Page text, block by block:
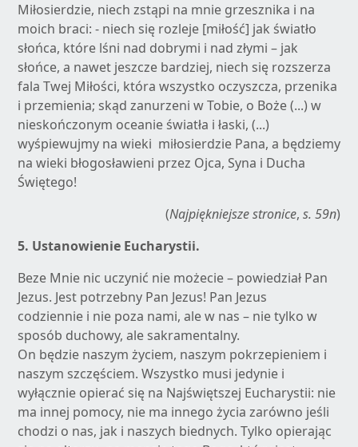
Miłosierdzie, niech zstąpi na mnie grzesznika i na
moich braci: - niech się rozleje [miłość] jak światło
słońca, które lśni nad dobrymi i nad złymi – jak
słońce, a nawet jeszcze bardziej, niech się rozszerza
fala Twej Miłości, która wszystko oczyszcza, przenika
i przemienia; skąd zanurzeni w Tobie, o Boże (...) w
nieskończonym oceanie światła i łaski, (...)
wyśpiewujmy na wieki miłosierdzie Pana, a będziemy
na wieki błogosławieni przez Ojca, Syna i Ducha
Świętego!
(Najpiękniejsze stronice, s. 59n)
5. Ustanowienie Eucharystii.
Beze Mnie nic uczynić nie możecie – powiedział Pan
Jezus. Jest potrzebny Pan Jezus! Pan Jezus
codziennie i nie poza nami, ale w nas – nie tylko w
sposób duchowy, ale sakramentalny.
On będzie naszym życiem, naszym pokrzepieniem i
naszym szczęściem. Wszystko musi jedynie i
wyłącznie opierać się na Najświętszej Eucharystii: nie
ma innej pomocy, nie ma innego życia zarówno jeśli
chodzi o nas, jak i naszych biednych. Tylko opierając